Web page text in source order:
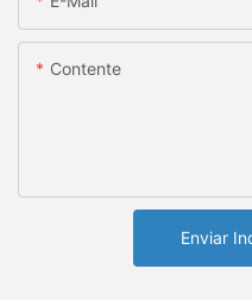
Contente
Enviar